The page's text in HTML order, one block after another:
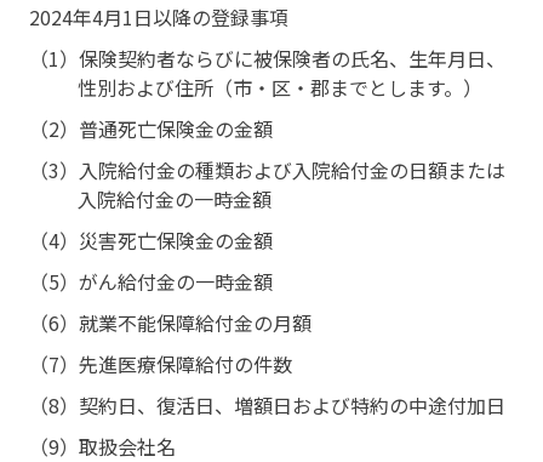
2024年4月1日以降の登録事項
（1）保険契約者ならびに被保険者の氏名、生年月日、
性別および住所（市・区・郡までとします。）
（2）普通死亡保険金の金額
（3）入院給付金の種類および入院給付金の日額または
入院給付金の一時金額
（4）災害死亡保険金の金額
（5）がん給付金の一時金額
（6）就業不能保障給付金の月額
（7）先進医療保障給付の件数
（8）契約日、復活日、増額日および特約の中途付加日
（9）取扱会社名